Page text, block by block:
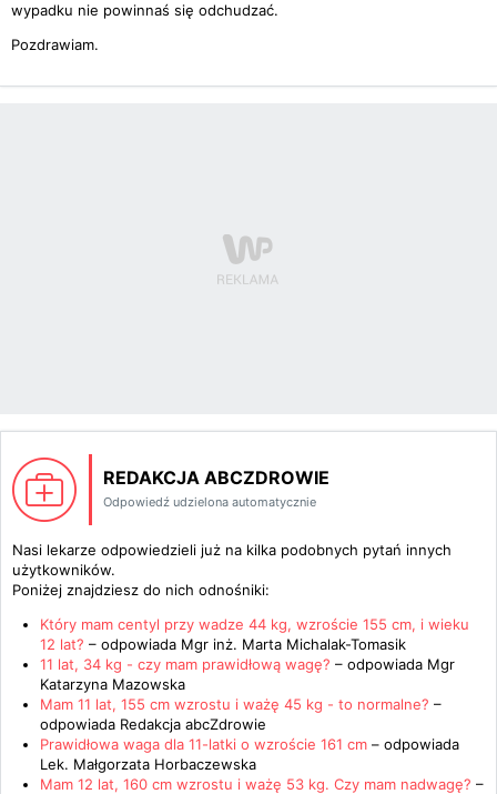
wypadku nie powinnaś się odchudzać.
Pozdrawiam.
REDAKCJA ABCZDROWIE
Odpowiedź udzielona automatycznie
Nasi lekarze odpowiedzieli już na kilka podobnych pytań innych
użytkowników.
Poniżej znajdziesz do nich odnośniki:
Który mam centyl przy wadze 44 kg, wzroście 155 cm, i wieku
12 lat? – odpowiada Mgr inż. Marta Michalak-Tomasik
11 lat, 34 kg - czy mam prawidłową wagę? – odpowiada Mgr
Katarzyna Mazowska
Mam 11 lat, 155 cm wzrostu i ważę 45 kg - to normalne? –
odpowiada Redakcja abcZdrowie
Prawidłowa waga dla 11-latki o wzroście 161 cm – odpowiada
Lek. Małgorzata Horbaczewska
Mam 12 lat, 160 cm wzrostu i ważę 53 kg. Czy mam nadwagę? –